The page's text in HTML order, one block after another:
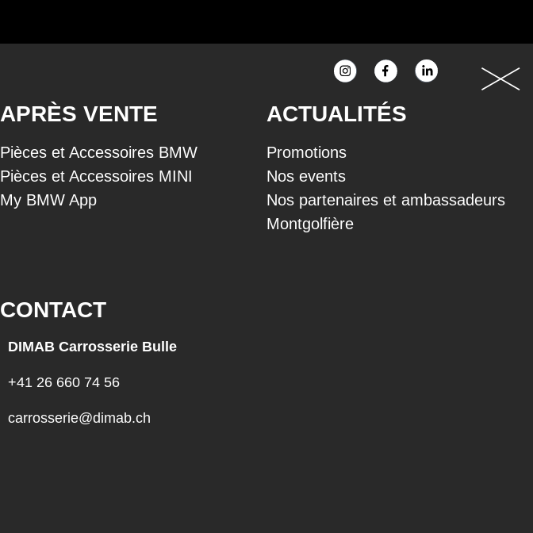
APRÈS VENTE
Pièces et Accessoires BMW
Pièces et Accessoires MINI
My BMW App
ACTUALITÉS
Promotions
Nos events
Nos partenaires et ambassadeurs
Montgolfière
CONTACT
DIMAB Carrosserie Bulle
+41 26 660 74 56
carrosserie@dimab.ch